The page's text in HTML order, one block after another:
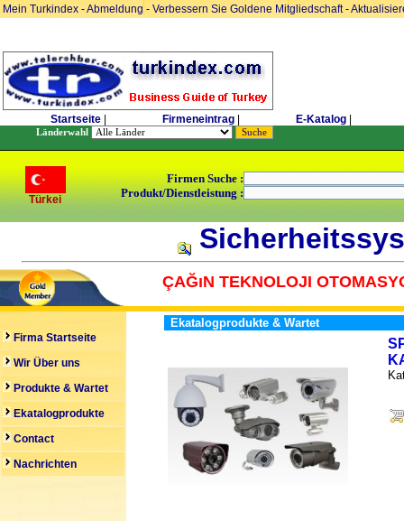
Mein Turkindex -Abmeldung- Verbessern Sie Goldene Mitgliedschaft-
Startseite Firmeneintrag E-Katalog
Länderwahl
Türkei
Firmen Suche :
Produkt/Dienstleistung :
ÇAĞıN TEKNOLOJI
Firma Startseite
Wir Über uns
Produkte & Wartet
Ekatalogprodukte
Contact
Nachrichten
Ekatalogprodukte & Wartet